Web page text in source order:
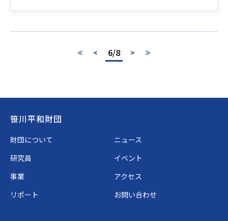
≪ < 6/8 > ≫
Footer
笹川平和財団
財団について
ニュース
研究員
イベント
事業
アクセス
リポート
お問い合わせ